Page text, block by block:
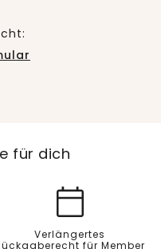
für dich
Verlängertes
für Member